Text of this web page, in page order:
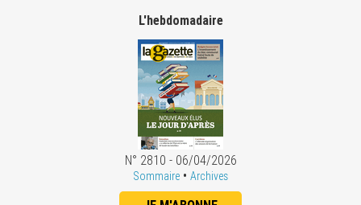
L'hebdomadaire
N° 2810 - 06/04/2026
Sommaire • Archives